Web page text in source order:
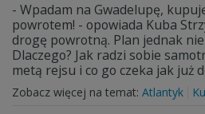
- Wpadam na Gwadelupę,
powrotem! - opowiada Kuba
drogę powrotną. Plan jednak
Dlaczego? Jak radzi sobie
metą rejsu i co go czeka jak już
Zobacz więcej na temat: Atlantyk